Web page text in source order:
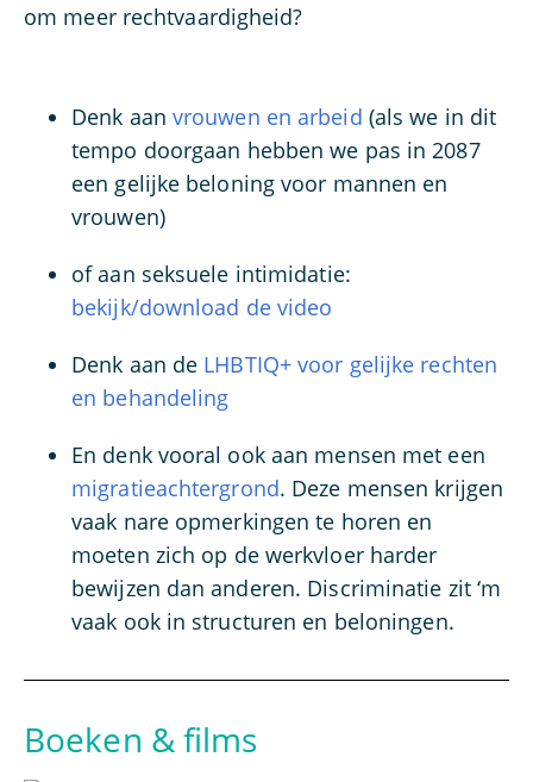
om meer rechtvaardigheid?
Denk aan vrouwen en arbeid (als we in dit
tempo doorgaan hebben we pas in 2087
een gelijke beloning voor mannen en
vrouwen)
of aan seksuele intimidatie:
bekijk/download de video
Denk aan de LHBTIQ+ voor gelijke rechten
en behandeling
En denk vooral ook aan mensen met een
migratieachtergrond. Deze mensen krijgen
vaak nare opmerkingen te horen en
moeten zich op de werkvloer harder
bewijzen dan anderen. Discriminatie zit ‘m
vaak ook in structuren en beloningen.
Boeken & films